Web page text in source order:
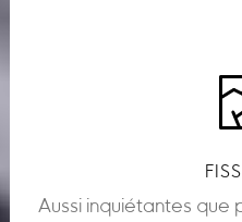
Aussi inquiétantes que